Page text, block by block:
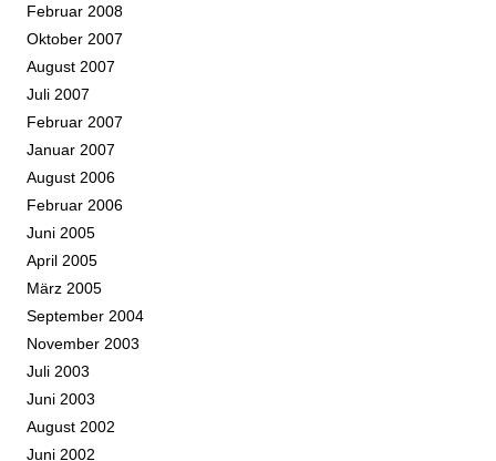
Februar 2008
Oktober 2007
August 2007
Juli 2007
Februar 2007
Januar 2007
August 2006
Februar 2006
Juni 2005
April 2005
März 2005
September 2004
November 2003
Juli 2003
Juni 2003
August 2002
Juni 2002